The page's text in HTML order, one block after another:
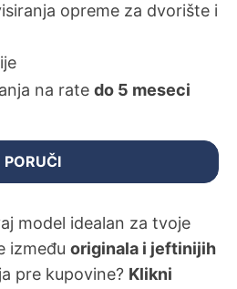
opreme za dvorište i
na rate do 5 meseci
PORUČI
model idealan za tvoje
između originala i jeftinijih
pre kupovine? Klikni